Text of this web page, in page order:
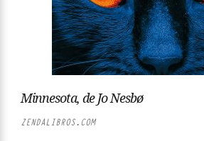
Minnesota, de Jo Nesbø
ZENDALIBROS.COM